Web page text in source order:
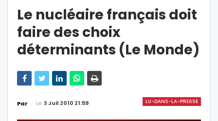
Le nucléaire français doit
faire des choix
déterminants (Le Monde)
LU-DANS-LA-PRESSE
Par Le 3 Juil 2010 21:59